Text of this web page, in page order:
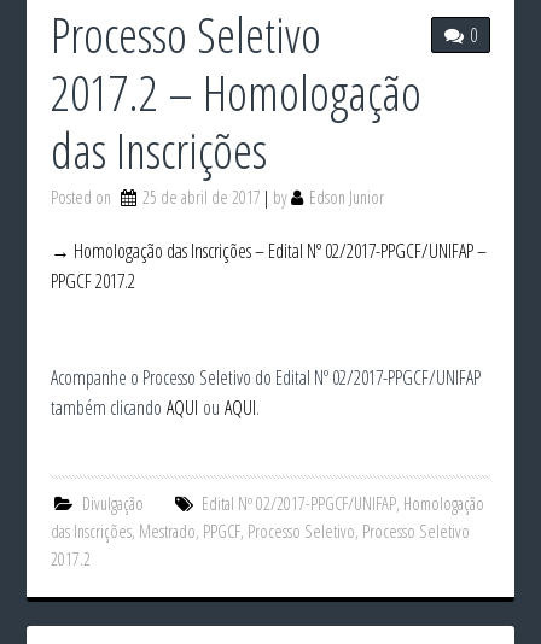
0
Processo Seletivo
2017.2 – Homologação
das Inscrições
Posted on 25 de abril de 2017 by Edson Junior
→ Homologação das Inscrições – Edital Nº 02/2017-PPGCF/UNIFAP –
PPGCF 2017.2
Acompanhe o Processo Seletivo do Edital Nº 02/2017-PPGCF/UNIFAP
também clicandoAQUI ouAQUI.
Divulgação Edital Nº 02/2017-PPGCF/UNIFAP, Homologação
das Inscrições, Mestrado, PPGCF, Processo Seletivo, Processo Seletivo
2017.2